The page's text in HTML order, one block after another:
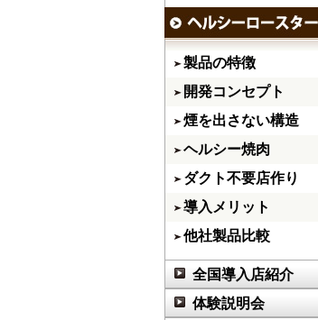
製品の特徴
開発コンセプト
煙を出さない構造
ヘルシー焼肉
ダクト不要店作り
導入メリット
他社製品比較
全国導入店紹介
体験説明会